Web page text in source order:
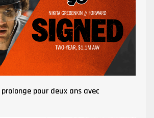
pour deux ans avec